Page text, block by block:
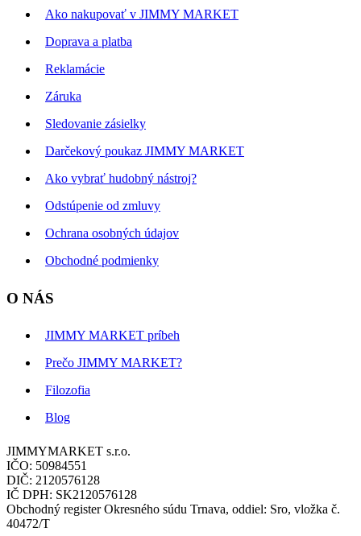
Ako nakupovať v JIMMY MARKET
Doprava a platba
Reklamácie
Záruka
Sledovanie zásielky
Darčekový poukaz JIMMY MARKET
Ako vybrať hudobný nástroj?
Odstúpenie od zmluvy
Ochrana osobných údajov
Obchodné podmienky
O NÁS
JIMMY MARKET príbeh
Prečo JIMMY MARKET?
Filozofia
Blog
JIMMYMARKET s.r.o.
IČO: 50984551
DIČ: 2120576128
IČ DPH: SK2120576128
Obchodný register Okresného súdu Trnava, oddiel: Sro, vložka č.
40472/T